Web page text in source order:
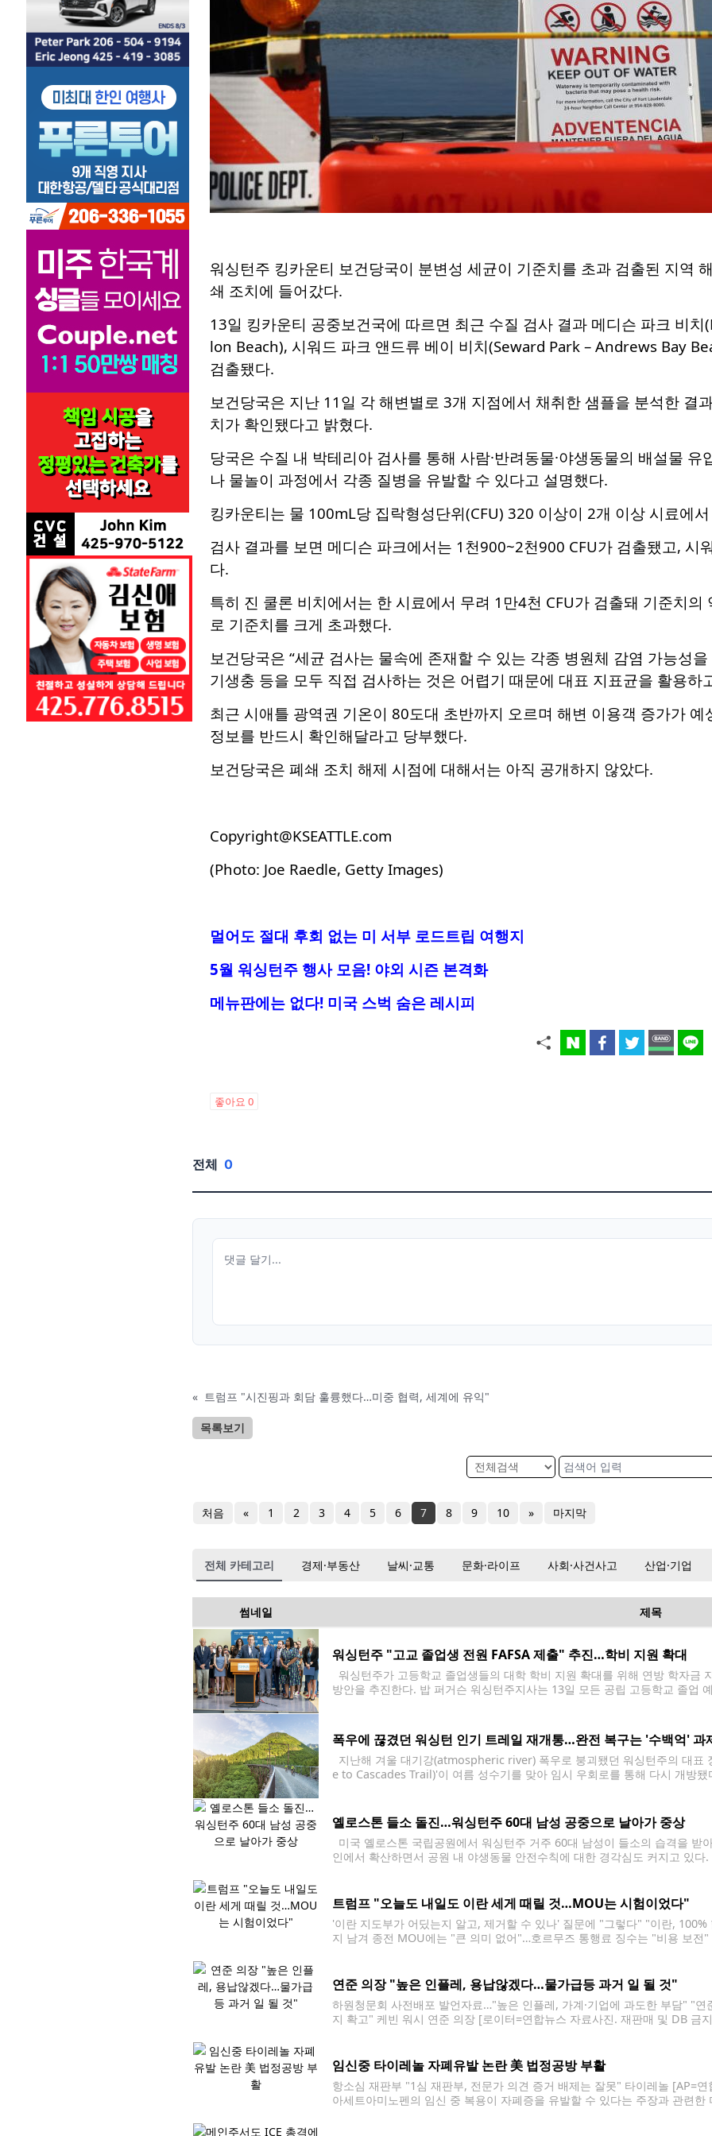
워싱턴주 킹카운티 보건당국이 분변성 세균이 기준치를 초과 검출된 지역
쇄 조치에 들어갔다.
13일 킹카운티 공중보건국에 따르면 최근 수질 검사 결과 메디슨 파크 비
lon Beach), 시워드 파크 앤드류 베이 비치(Seward Park – Andrews Bay
검출됐다.
보건당국은 지난 11일 각 해변별로 3개 지점에서 채취한 샘플을 분석한 결
치가 확인됐다고 밝혔다.
당국은 수질 내 박테리아 검사를 통해 사람·반려동물·야생동물의 배설물
나 물놀이 과정에서 각종 질병을 유발할 수 있다고 설명했다.
킹카운티는 물 100mL당 집락형성단위(CFU) 320 이상이 2개 이상 시료에
검사 결과를 보면 메디슨 파크에서는 1천900~2천900 CFU가 검출됐고, 시
다.
특히 진 쿨론 비치에서는 한 시료에서 무려 1만4천 CFU가 검출돼 기준치
로 기준치를 크게 초과했다.
보건당국은 “세균 검사는 물속에 존재할 수 있는 각종 병원체 감염 가능성을
기생충 등을 모두 직접 검사하는 것은 어렵기 때문에 대표 지표균을 활용하
최근 시애틀 광역권 기온이 80도대 초반까지 오르며 해변 이용객 증가가
정보를 반드시 확인해달라고 당부했다.
보건당국은 폐쇄 조치 해제 시점에 대해서는 아직 공개하지 않았다.
Copyright@KSEATTLE.com
(Photo: Joe Raedle, Getty Images)
멀어도 절대 후회 없는 미 서부 로드트립 여행지
5월 워싱턴주 행사 모음! 야외 시즌 본격화
메뉴판에는 없다! 미국 스벅 숨은 레시피
좋아요 0
전체 0
« 트럼프 "시진핑과 회담 훌륭했다…미중 협력, 세계에 유익"
목록보기
처음 « 1 2 3 4 5 6 7 8 9 10 » 마지막
전체 카테고리 경제·부동산 날씨·교통 문화·라이프 사회·사건사고 산업·기업
썸네일 제목
워싱턴주 "고교 졸업생 전원 FAFSA 제출" 추진…학비 지원 확대
워싱턴주가 고등학교 졸업생들의 대학 학비 지원 확대를 위해 연방 학자금
방안을 추진한다. 밥 퍼거슨 워싱턴주지사는 13일 모든 공립 고등학교 졸업
폭우에 끊겼던 워싱턴 인기 트레일 재개통…완전 복구는 '수백억' 과
지난해 겨울 대기강(atmospheric river) 폭우로 붕괴됐던 워싱턴주의 대표
e to Cascades Trail)'이 여름 성수기를 맞아 임시 우회로를 통해 다시 개방
옐로스톤 들소 돌진…워싱턴주 60대 남성 공중으로 날아가 중상
미국 옐로스톤 국립공원에서 워싱턴주 거주 60대 남성이 들소의 습격을 받
인에서 확산하면서 공원 내 야생동물 안전수칙에 대한 경각심도 커지고 있
트럼프 "오늘도 내일도 이란 세게 때릴 것…MOU는 시험이었다"
'이란 지도부가 어딨는지 알고, 제거할 수 있나' 질문에 "그렇다" "이란,
지 남겨 종전 MOU에는 "큰 의미 없어"…호르무즈 통행료 징수는 "비용 보
연준 의장 "높은 인플레, 용납않겠다…물가급등 과거 일 될 것"
하원청문회 사전배포 발언자료…"높은 인플레, 가계·기업에 과도한 부담" "
지 확고" 케빈 워시 연준 의장 [로이터=연합뉴스 자료사진. 재판매 및 DB 금
임신중 타이레놀 자폐유발 논란 美 법정공방 부활
항소심 재판부 "1심 재판부, 전문가 의견 증거 배제는 잘못" 타이레놀 [AP=
아세트아미노펜의 임신 중 복용이 자폐증을 유발할 수 있다는 주장과 관련